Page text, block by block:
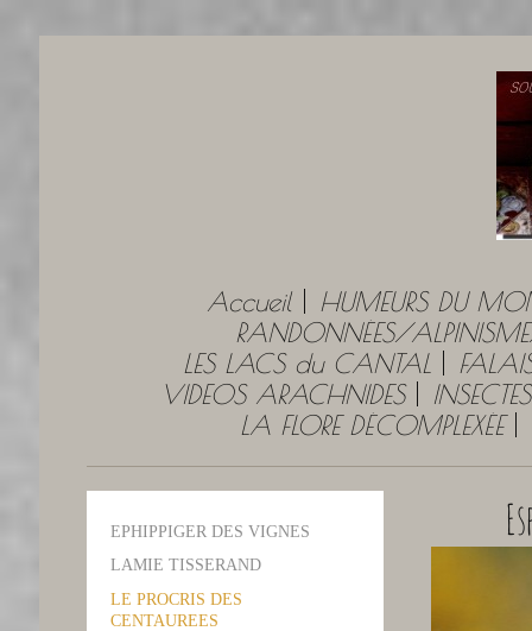
Accueil
HUMEURS DU
RANDONNÉES/
LES LACS du CANTAL
VIDEOS ARACHNIDES
INSECTES
LA FLORE DÉCOMPLEXÉE
EPHIPPIGER DES VIGNES
LAMIE TISSERAND
LE PROCRIS DES
CENTAUREES